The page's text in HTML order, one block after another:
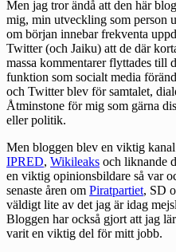
Men jag tror ändå att den här
mig, min utveckling som person
om början innebar frekventa
Twitter (och Jaiku) att de där
massa kommentarer flyttades till
funktion som socialt media
och Twitter blev för samtalet,
Åtminstone för mig som gärna
eller politik.
Men bloggen blev en viktig
IPRED, Wikileaks och liknande
en viktig opinionsbildare så var
senaste åren om Piratpartiet, SD
väldigt lite av det jag är idag
Bloggen har också gjort att jag
varit en viktig del för mitt jobb.